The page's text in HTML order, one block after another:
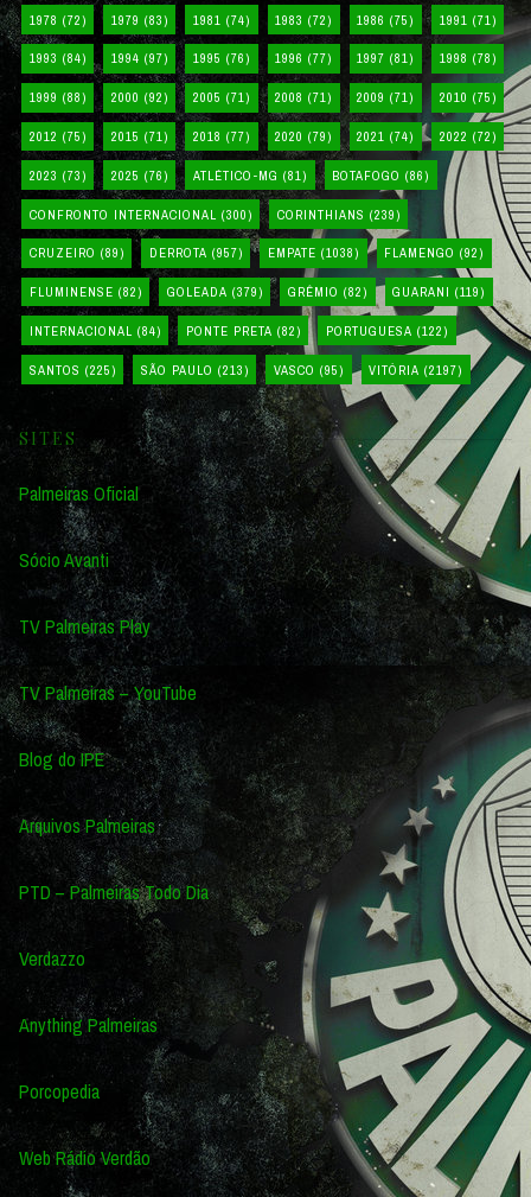
1978 (72) 1979 (83) 1981 (74) 1983 (72) 1986 (75) 1991 (71)
1993 (84) 1994 (97) 1995 (76) 1996 (77) 1997 (81) 1998 (78)
1999 (88) 2000 (92) 2005 (71) 2008 (71) 2009 (71) 2010 (75)
2012 (75) 2015 (71) 2018 (77) 2020 (79) 2021 (74) 2022 (72)
2023 (73) 2025 (76) ATLÉTICO-MG (81) BOTAFOGO (86)
CONFRONTO INTERNACIONAL (300) CORINTHIANS (239)
CRUZEIRO (89) DERROTA (957) EMPATE (1038) FLAMENGO (92)
FLUMINENSE (82) GOLEADA (379) GRÊMIO (82) GUARANI (119)
INTERNACIONAL (84) PONTE PRETA (82) PORTUGUESA (122)
SANTOS (225) SÃO PAULO (213) VASCO (95) VITÓRIA (2197)
SITES
Palmeiras Oficial
Sócio Avanti
TV Palmeiras Play
TV Palmeiras – YouTube
Blog do IPE
Arquivos Palmeiras
PTD – Palmeiras Todo Dia
Verdazzo
Anything Palmeiras
Porcopedia
Web Rádio Verdão